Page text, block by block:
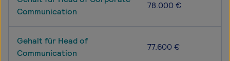
Communication
78.000 €
Gehalt für Head of
Communication
77.600 €